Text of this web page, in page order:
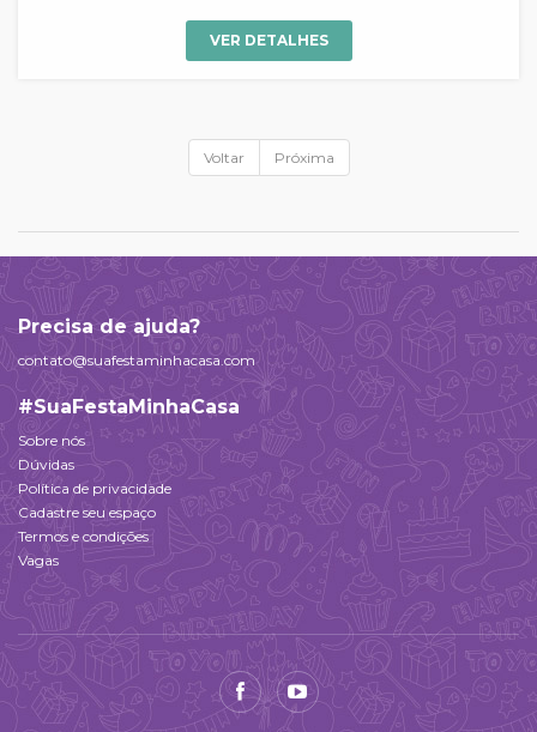
VER DETALHES
Voltar Próxima
Precisa de ajuda?
contato@suafestaminhacasa.com
#SuaFestaMinhaCasa
Sobre nós
Dúvidas
Política de privacidade
Cadastre seu espaço
Termos e condições
Vagas